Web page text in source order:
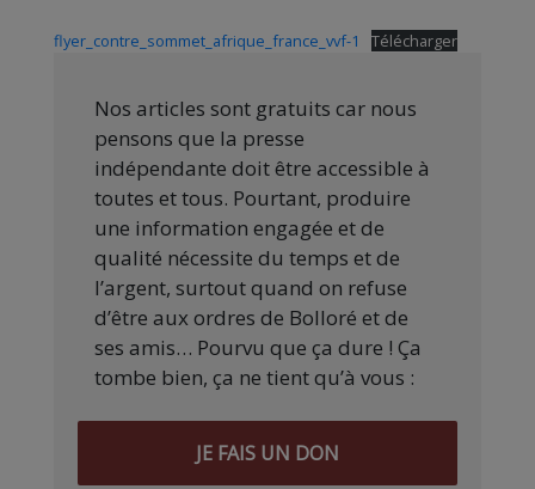
flyer_contre_sommet_afrique_france_vvf-1 Télécharger
Nos articles sont gratuits car nous
pensons que la presse
indépendante doit être accessible à
toutes et tous. Pourtant, produire
une information engagée et de
qualité nécessite du temps et de
l’argent, surtout quand on refuse
d’être aux ordres de Bolloré et de
ses amis… Pourvu que ça dure ! Ça
tombe bien, ça ne tient qu’à vous :
JE FAIS UN DON